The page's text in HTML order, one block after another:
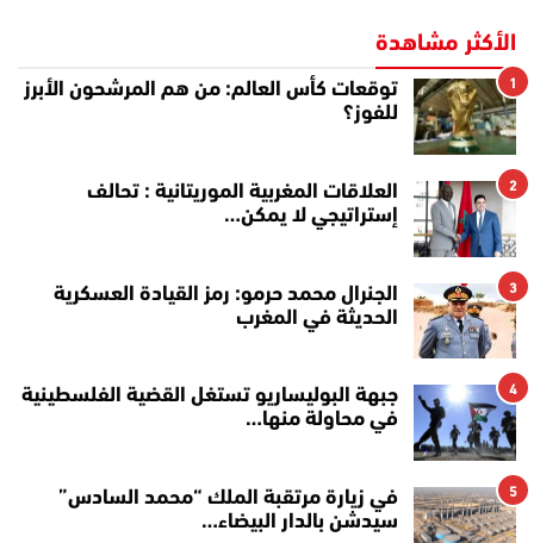
الأكثر مشاهدة
1
توقعات كأس العالم: من هم المرشحون الأبرز
للفوز؟
2
العلاقات المغربية الموريتانية : تحالف
إستراتيجي لا يمكن…
3
الجنرال محمد حرمو: رمز القيادة العسكرية
الحديثة في المغرب
4
جبهة البوليساريو تستغل القضية الفلسطينية
في محاولة منها…
5
في زيارة مرتقبة الملك “محمد السادس”
سيدشن بالدار البيضاء…